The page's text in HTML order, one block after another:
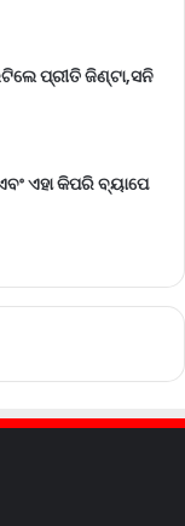
ପ୍ରୀତି ଜିଣ୍ଟା,ସନି
ଏହା କିପରି ବ୍ୟାପେ